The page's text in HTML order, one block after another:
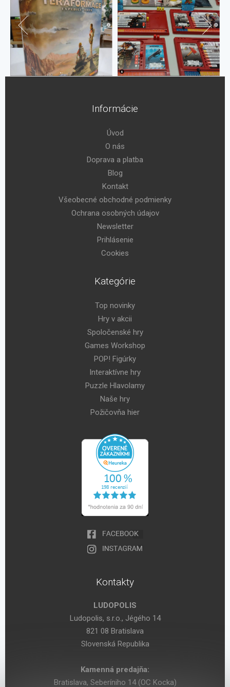
Informácie
Úvod
O nás
Doprava a platba
Blog
Kontakt
Všeobecné obchodné podmienky
Ochrana osobných údajov
Newsletter
Prihlásenie
Cookies
Kategórie
Top novinky
Hry v akcii
Spoločenské hry
Games Workshop
POP! Figúrky
Interaktívne hry
Puzzle Hlavolamy
Naše hry
Požičovňa hier
Kontakty
LUDOPOLIS
Ludopolis, s.r.o., Jégého 14
821 08 Bratislava
Slovenská Republika
Kamenná predajňa:
Bratislava, Seberíniho 14 (OC Kocka)